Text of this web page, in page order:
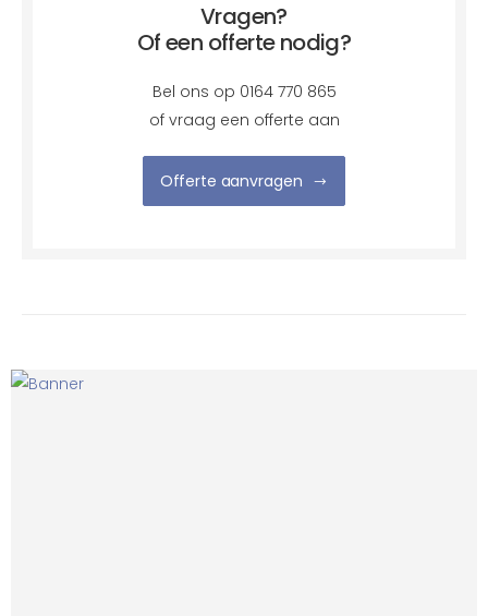
Vragen?
Of een offerte nodig?
Bel ons op 0164 770 865
of vraag een offerte aan
Offerte aanvragen